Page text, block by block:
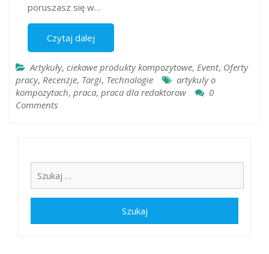
poruszasz się w…
Czytaj dalej
Artykuły, ciekawe produkty kompozytowe, Event, Oferty
pracy, Recenzje, Targi, Technologie
artykuly o
kompozytach, praca, praca dla redaktorow
0
Comments